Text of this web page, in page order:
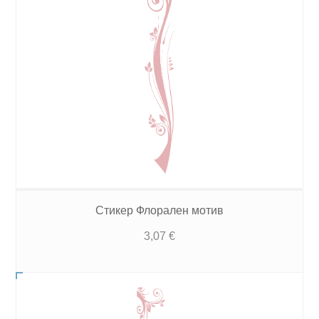
Стикер Флорален мотив
3,07 €